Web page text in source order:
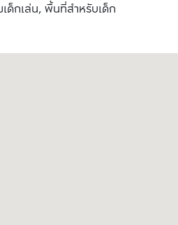
ด็กเล่น, พื้นที่สำหรับเด็ก